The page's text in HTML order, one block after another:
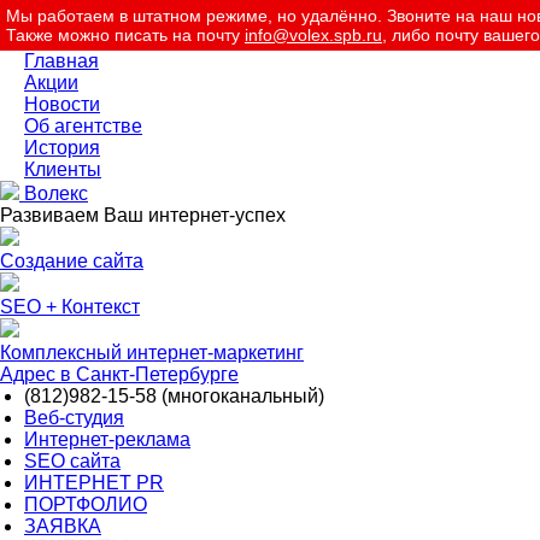
Мы работаем в штатном режиме, но удалённо. Звоните на наш
Также можно писать на почту info@volex.spb.ru , либо почту
Главная
Акции
Новости
Об агентстве
История
Клиенты
Волекс
Развиваем Ваш интернет-успех
Создание сайта
SEO + Контекст
Комплексный интернет-маркетинг
Адрес в Санкт-Петербурге
(812)982-15-58 (многоканальный)
Веб-студия
Интернет-реклама
SEO сайта
ИНТЕРНЕТ PR
ПОРТФОЛИО
ЗАЯВКА